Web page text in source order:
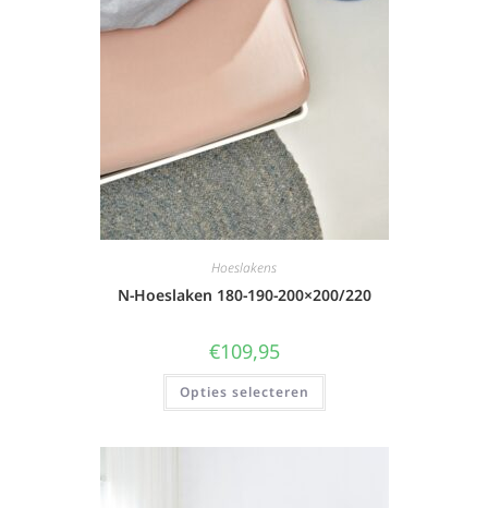
Hoeslakens
N-Hoeslaken 180-190-200×200/220
€109,95
Opties selecteren